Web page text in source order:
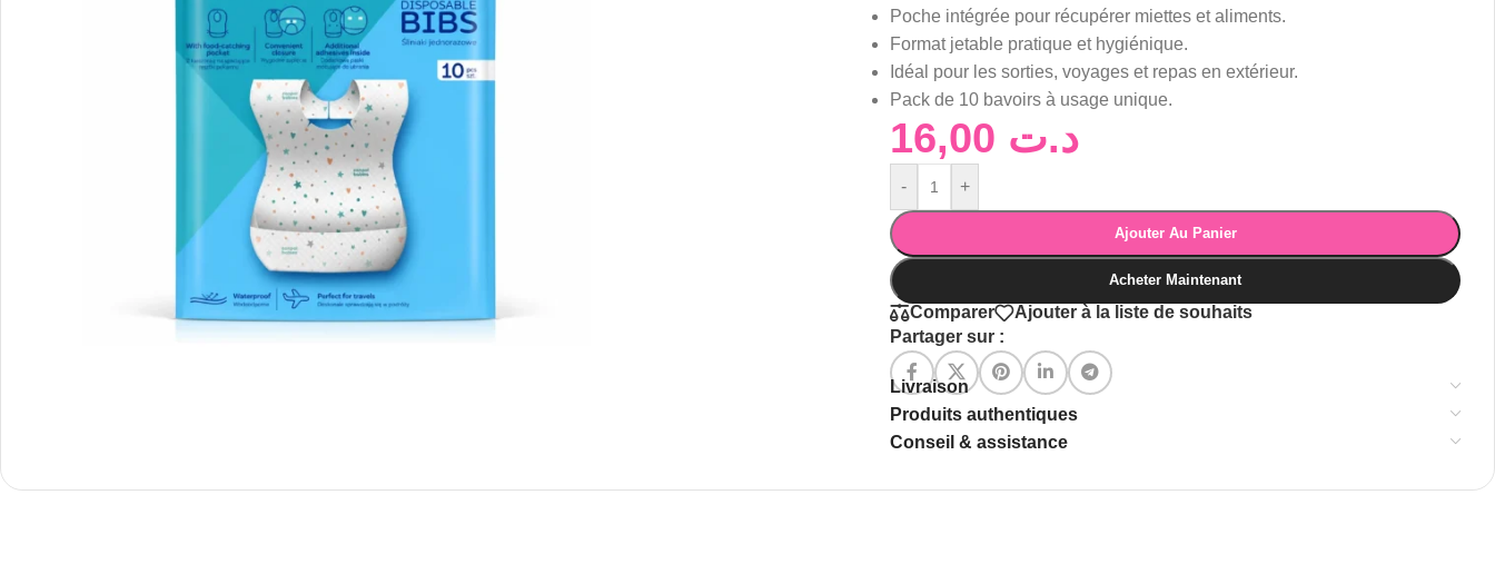
Poche intégrée pour récupérer miettes et aliments.
Format jetable pratique et hygiénique.
Idéal pour les sorties, voyages et repas en extérieur.
Pack de 10 bavoirs à usage unique.
د.ت
- +
Ajouter Au Panier
Acheter Maintenant
Comparer
Ajouter à la liste de souhaits
Partager sur :
Livraison
Produits authentiques
Conseil & assistance